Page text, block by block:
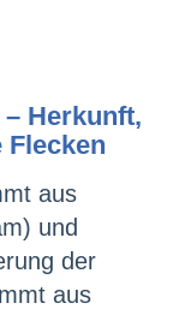
Herkunft,
Flecken
aus
und
der
aus